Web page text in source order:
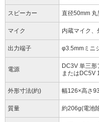
スピーカー 直径50mm
マイク 内蔵マイク
出力端子 φ3.5mmミニ
電源
DC3V 単三
またはDC5V
外形寸法(約) 幅126×高さ
質量 約206g(電池